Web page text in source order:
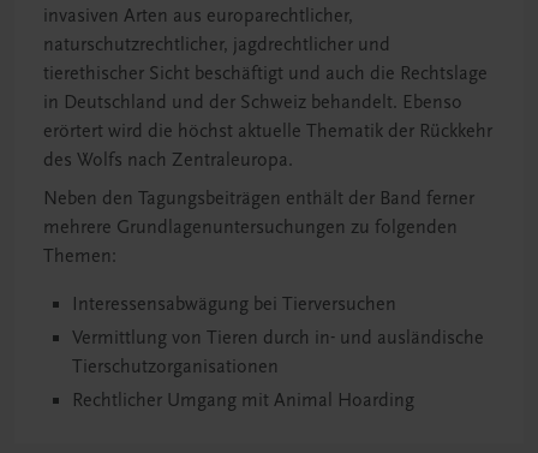
invasiven Arten aus europarechtlicher,
naturschutzrechtlicher, jagdrechtlicher und
tierethischer Sicht beschäftigt und auch die Rechtslage
in Deutschland und der Schweiz behandelt. Ebenso
erörtert wird die höchst aktuelle Thematik der Rückkehr
des Wolfs nach Zentraleuropa.
Neben den Tagungsbeiträgen enthält der Band ferner
mehrere Grundlagenuntersuchungen zu folgenden
Themen:
Interessensabwägung bei Tierversuchen
Vermittlung von Tieren durch in- und ausländische
Tierschutzorganisationen
Rechtlicher Umgang mit Animal Hoarding